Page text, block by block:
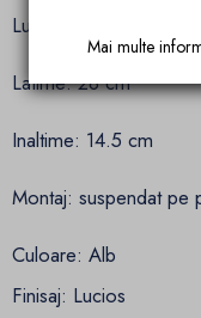
Lungime : 42
Latime: 28 cm
Inaltime: 14.5 cm
Montaj: suspendat pe
Culoare: Alb
Finisaj: Lucios
Mai multe